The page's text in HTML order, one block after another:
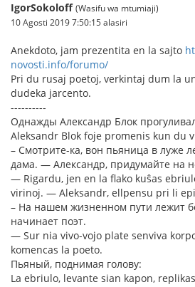
IgorSokoloff (Wasifu wa mtumiaji)
10 Agosti 2019 7:50:15 alasiri
Anekdoto, jam prezentita en la sajto
novosti.info/forumo/
Pri du rusaj poetoj, verkintaj dum la
dudeka jarcento.
----------
Однажды Александр Блок
Aleksandr Blok foje promenis kun du
– Смотрите-ка, вон пьяница в луже
дама. — Александр, придумайте на
— Rigardu, jen en la flako kuŝas
virinoj. — Aleksandr, ellpensu pri li
– На нашем жизненном пути лежит
начинает поэт.
— Sur nia vivo-vojo plate senviva
komencas la poeto.
Пьяный, поднимая голову:
La ebriulo, levante sian kapon,